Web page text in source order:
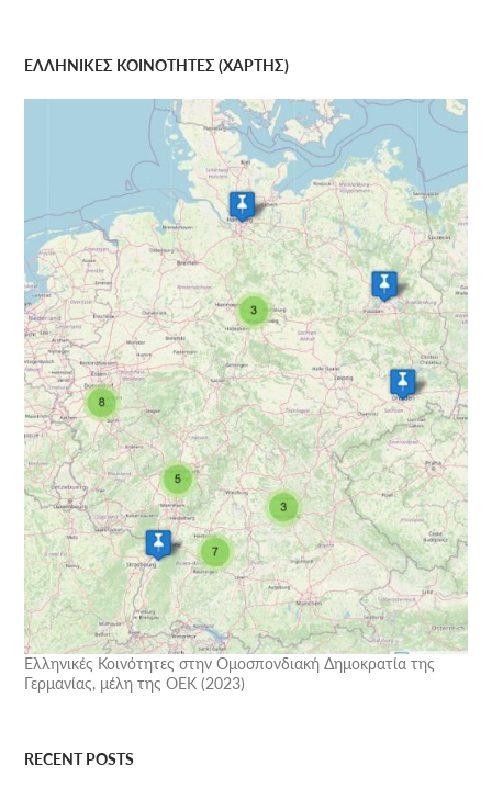
ΕΛΛΗΝΙΚΕΣ ΚΟΙΝΟΤΗΤΕΣ (ΧΑΡΤΗΣ)
Ελληνικές Κοινότητες στην Ομοσπονδιακή Δημοκρατία της
Γερμανίας, μέλη της ΟΕΚ (2023)
RECENT POSTS